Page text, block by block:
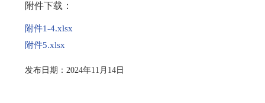
附件下载：
附件1-4.xlsx
附件5.xlsx
发布日期：2024年11月14日